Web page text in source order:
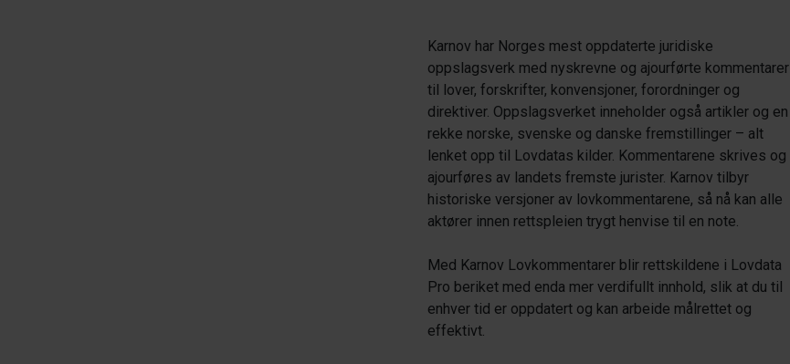
Karnov har Norges mest oppdaterte juridiske
oppslagsverk med nyskrevne og ajourførte kommentarer
til lover, forskrifter, konvensjoner, forordninger og
direktiver. Oppslagsverket inneholder også artikler og en
rekke norske, svenske og danske fremstillinger – alt
lenket opp til Lovdatas kilder. Kommentarene skrives og
ajourføres av landets fremste jurister. Karnov tilbyr
historiske versjoner av lovkommentarene, så nå kan alle
aktører innen rettspleien trygt henvise til en note.
Med Karnov Lovkommentarer blir rettskildene i Lovdata
Pro beriket med enda mer verdifullt innhold, slik at du til
enhver tid er oppdatert og kan arbeide målrettet og
effektivt.